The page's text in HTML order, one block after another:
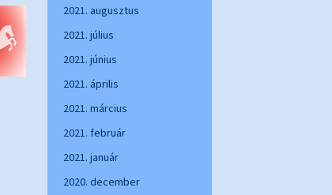
2021. augusztus
2021. július
2021. június
2021. április
2021. március
2021. február
2021. január
2020. december